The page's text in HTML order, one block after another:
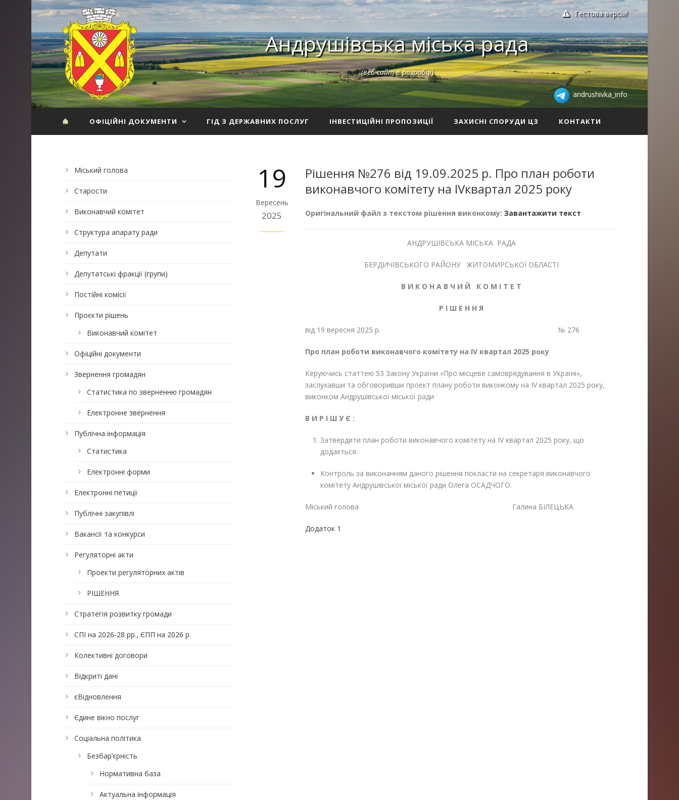
Тестова версія!
Андрушівська міська рада
(веб-сайт в розробці)
andrushivka_info
ОФІЦІЙНІ ДОКУМЕНТИ ГІД З ДЕРЖАВНИХ ПОСЛУГ ІНВЕСТИЦІЙНІ ПРОПОЗИЦІЇ ЗАХИСНІ СПОРУДИ ЦЗ КОНТАКТИ
19
Вересень
2025
Рішення №276 від 19.09.2025 р. Про план роботи
виконавчого комітету на IVквартал 2025 року
Оригінальний файл з текстом рішення виконкому: Завантажити текст
АНДРУШІВСЬКА МІСЬКА РАДА
БЕРДИЧІВСЬКОГО РАЙОНУ ЖИТОМИРСЬКОЇ ОБЛАСТІ
В И К О Н А В Ч И Й К О М І Т Е Т
Р І Ш Е Н Н Я
від 19 вересня 2025 р. № 276
Про план роботи виконавчого комітету на IV квартал 2025 року
Керуючись статтею 53 Закону України «Про місцеве самоврядування в Україні»,
заслухавши та обговоривши проект плану роботи виконкому на IV квартал 2025 року,
виконком Андрушівської міської ради
В И Р І Ш У Є :
Затвердити план роботи виконавчого комітету на IV квартал 2025 року, що
додається.
Контроль за виконанням даного рішення покласти на секретаря виконавчого
комітету Андрушівської міської ради Олега ОСАДЧОГО.
Міський голова Галина БІЛЕЦЬКА
Додаток 1
Міський голова
Старости
Виконавчий комітет
Структура апарату ради
Депутати
Депутатські фракції (групи)
Постійні комісії
Проєкти рішень
Виконавчий комітет
Офіційні документи
Звернення громадян
Статистика по зверненню громадян
Електронне звернення
Публічна інформація
Статистика
Електронні форми
Електронні петиції
Публічні закупівлі
Вакансії та конкурси
Регуляторні акти
Проекти регуляторних актів
РІШЕННЯ
Стратегія розвитку громади
СПІ на 2026-28 рр., ЄПП на 2026 р.
Колективні договори
Відкриті дані
єВідновлення
Єдине вікно послуг
Соціальна політика
Безбар’єрність
Нормативна база
Актуальна інформація